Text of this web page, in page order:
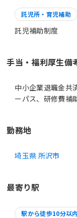
託児所・育児補助
託児補助制度
手当・福利厚生備
中小企業退職金共
ーパス、研修費補
勤務地
埼玉県 所沢市
最寄り駅
駅から徒歩10分以内